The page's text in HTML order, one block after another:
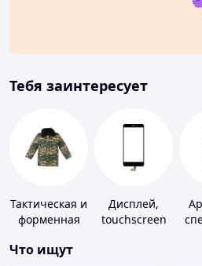
Тебя заинтересует
Тактическая и
форменная
Дисплей,
touchscreen
Что ищут